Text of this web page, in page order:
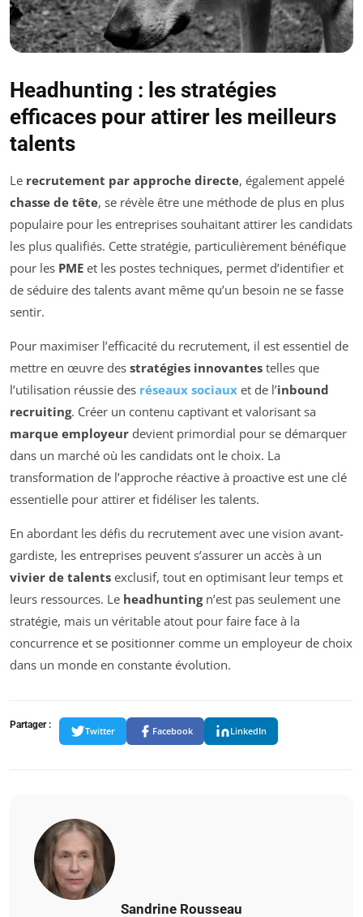
Headhunting : les stratégies
efficaces pour attirer les meilleurs
talents
Le recrutement par approche directe, également appelé
chasse de tête, se révèle être une méthode de plus en plus
populaire pour les entreprises souhaitant attirer les candidats
les plus qualifiés. Cette stratégie, particulièrement bénéfique
pour les PME et les postes techniques, permet d’identifier et
de séduire des talents avant même qu’un besoin ne se fasse
sentir.
Pour maximiser l’efficacité du recrutement, il est essentiel de
mettre en œuvre des stratégies innovantes telles que
l’utilisation réussie des réseaux sociaux et de l’inbound
recruiting. Créer un contenu captivant et valorisant sa
marque employeur devient primordial pour se démarquer
dans un marché où les candidats ont le choix. La
transformation de l’approche réactive à proactive est une clé
essentielle pour attirer et fidéliser les talents.
En abordant les défis du recrutement avec une vision avant-
gardiste, les entreprises peuvent s’assurer un accès à un
vivier de talents exclusif, tout en optimisant leur temps et
leurs ressources. Le headhuntingn’est pas seulement une
stratégie, mais un véritable atout pour faire face à la
concurrence et se positionner comme un employeur de choix
dans un monde en constante évolution.
Partager :
Twitter Facebook LinkedIn
Sandrine Rousseau